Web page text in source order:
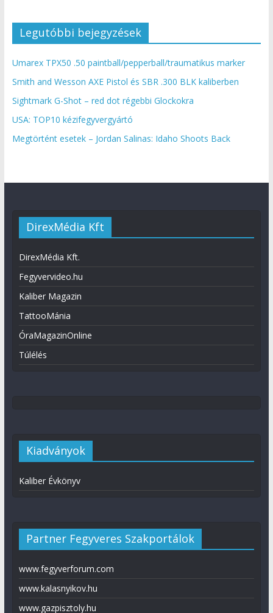
Legutóbbi bejegyzések
Umarex TPX50 .50 paintball/pepperball/traumatikus marker
Smith and Wesson AXE Pistol és SBR .300 BLK kaliberben
Sightmark G-Shot – red dot régebbi Glockokra
USA: TOP10 kézifegyvergyártó
Megtörtént esetek – Jordan Salinas: Idaho Shoots Back
DirexMédia Kft
DirexMédia Kft.
Fegyvervideo.hu
Kaliber Magazin
TattooMánia
ÓraMagazinOnline
Túlélés
Kiadványok
Kaliber Évkönyv
Partner Fegyveres Szakportálok
www.fegyverforum.com
www.kalasnyikov.hu
www.gazpisztoly.hu